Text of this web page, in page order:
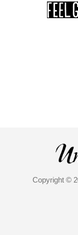
Copyright ©